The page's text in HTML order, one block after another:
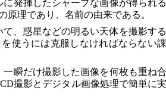
発揮したシャープな画像が得られる
原理であり、名前の由来である。
、惑星などの明るい天体を撮影する
使うには克服しなければならない課
瞬だけ撮影した画像を何枚も重ね合
撮影とデジタル画像処理で簡単に実